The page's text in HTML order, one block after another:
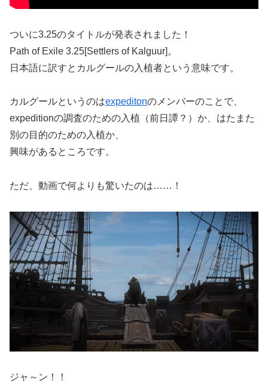
ついに3.25のタイトルが発表されました！
Path of Exile 3.25[Settlers of Kalguur]。
日本語に訳すとカルグールの入植者という意味です。
カルグールというのはexpeditonのメンバーのことで、
expeditionの調査のための入植（前日譚？）か、はたまた
別の目的のための入植か、
興味があるところです。
ただ、動画で何よりも驚いたのは……！
ジャ～ン！！